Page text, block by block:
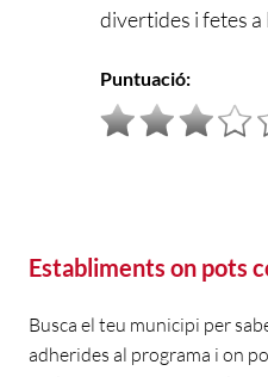
divertides i fetes a
Puntuació:
Establiments on pots
Busca el teu municipi per
adherides al programa i on